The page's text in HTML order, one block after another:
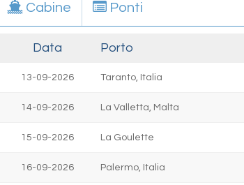
Cabine Ponti
Data Porto
13-09-2026 Taranto, Italia
14-09-2026 La Valletta, Malta
15-09-2026 La Goulette
16-09-2026 Palermo, Italia